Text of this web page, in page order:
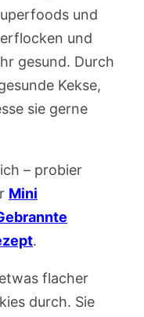
und
und
gesund. Durch
Kekse,
sie gerne
– probier
Mini
.
flacher
durch. Sie